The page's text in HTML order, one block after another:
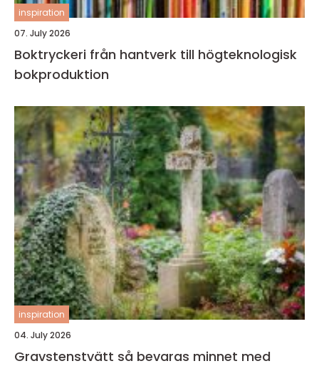
inspiration
07. July 2026
Boktryckeri från hantverk till högteknologisk
bokproduktion
inspiration
04. July 2026
Gravstenstvätt så bevaras minnet med